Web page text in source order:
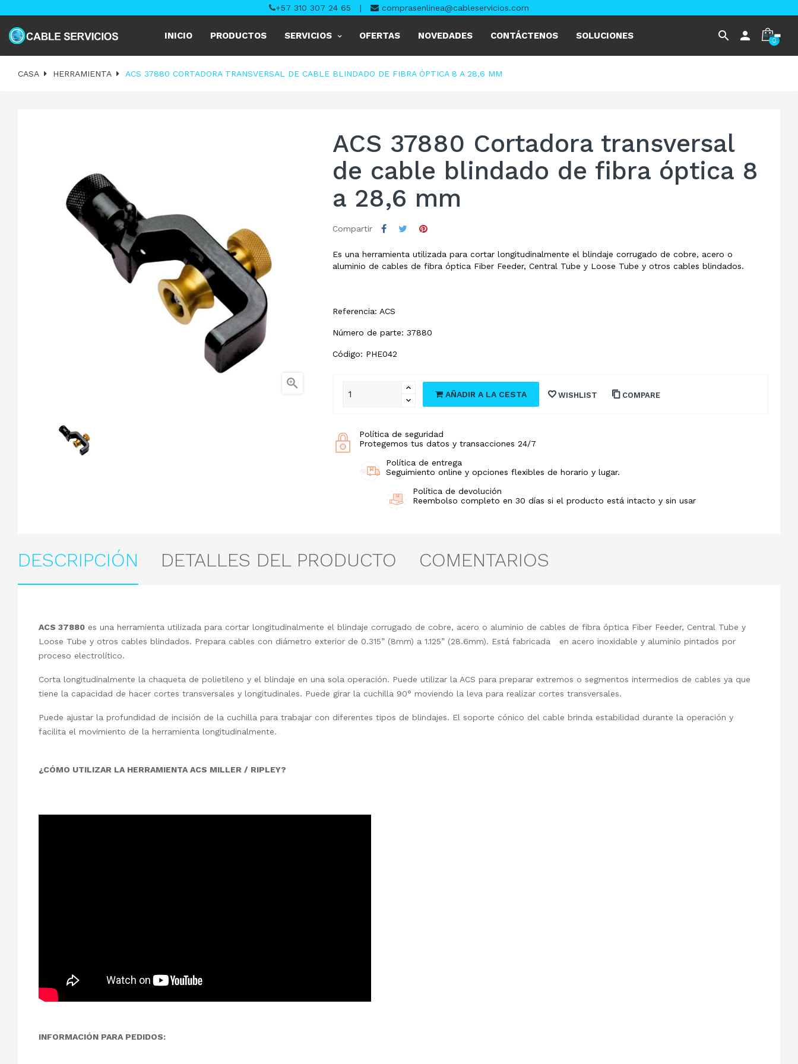
+57 310 307 24 65 | comprasenlinea@cableservicios.com
INICIO PRODUCTOS SERVICIOS OFERTAS NOVEDADES CONTÁCTENOS SOLUCIONES search person 0
CASA HERRAMIENTA ACS 37880 CORTADORA TRANSVERSAL DE CABLE BLINDADO DE FIBRA ÓPTICA 8 A 28,6 MM

ACS 37880 Cortadora transversal
de cable blindado de fibra óptica 8
a 28,6 mm
Compartir
Es una herramienta utilizada para cortar longitudinalmente el blindaje corrugado de cobre, acero o
aluminio de cables de fibra óptica Fiber Feeder, Central Tube y Loose Tube y otros cables blindados.
Referencia: ACS
Número de parte: 37880
Código: PHE042
AÑADIR A LA CESTA WISHLIST COMPARE
Política de seguridad
Protegemos tus datos y transacciones 24/7
Política de entrega
Seguimiento online y opciones flexibles de horario y lugar.
Política de devolución
Reembolso completo en 30 días si el producto está intacto y sin usar
DESCRIPCIÓN DETALLES DEL PRODUCTO COMENTARIOS
ACS 37880 es una herramienta utilizada para cortar longitudinalmente el blindaje corrugado de cobre, acero o aluminio de cables de fibra óptica Fiber Feeder, Central Tube y
Loose Tube y otros cables blindados. Prepara cables con diámetro exterior de 0.315” (8mm) a 1.125” (28.6mm). Está fabricada en acero inoxidable y aluminio pintados por
proceso electrolítico.
Corta longitudinalmente la chaqueta de polietileno y el blindaje en una sola operación. Puede utilizar la ACS para preparar extremos o segmentos intermedios de cables ya que
tiene la capacidad de hacer cortes transversales y longitudinales. Puede girar la cuchilla 90° moviendo la leva para realizar cortes transversales.
Puede ajustar la profundidad de incisión de la cuchilla para trabajar con diferentes tipos de blindajes. El soporte cónico del cable brinda estabilidad durante la operación y
facilita el movimiento de la herramienta longitudinalmente.
¿CÓMO UTILIZAR LA HERRAMIENTA ACS MILLER / RIPLEY?
INFORMACIÓN PARA PEDIDOS: